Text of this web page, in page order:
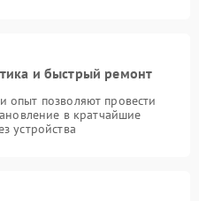
и быстрый ремонт
позволяют провести
в кратчайшие
устройства